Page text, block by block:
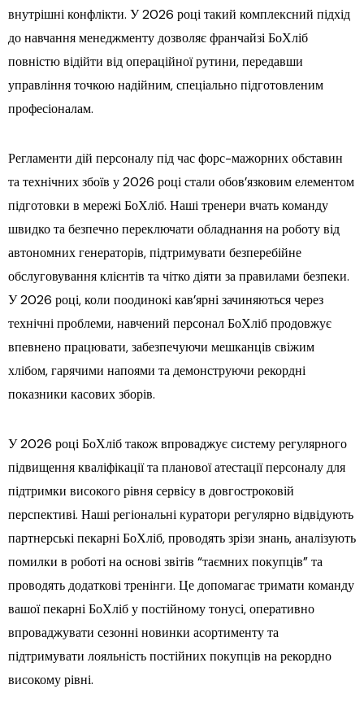
внутрішні конфлікти. У 2026 році такий комплексний підхід
до навчання менеджменту дозволяє франчайзі БоХліб
повністю відійти від операційної рутини, передавши
управління точкою надійним, спеціально підготовленим
професіоналам.
Регламенти дій персоналу під час форс-мажорних обставин
та технічних збоїв у 2026 році стали обов’язковим елементом
підготовки в мережі БоХліб. Наші тренери вчать команду
швидко та безпечно переключати обладнання на роботу від
автономних генераторів, підтримувати безперебійне
обслуговування клієнтів та чітко діяти за правилами безпеки.
У 2026 році, коли поодинокі кав’ярні зачиняються через
технічні проблеми, навчений персонал БоХліб продовжує
впевнено працювати, забезпечуючи мешканців свіжим
хлібом, гарячими напоями та демонструючи рекордні
показники касових зборів.
У 2026 році БоХліб також впроваджує систему регулярного
підвищення кваліфікації та планової атестації персоналу для
підтримки високого рівня сервісу в довгостроковій
перспективі. Наші регіональні куратори регулярно відвідують
партнерські пекарні БоХліб, проводять зрізи знань, аналізують
помилки в роботі на основі звітів “таємних покупців” та
проводять додаткові тренінги. Це допомагає тримати команду
вашої пекарні БоХліб у постійному тонусі, оперативно
впроваджувати сезонні новинки асортименту та
підтримувати лояльність постійних покупців на рекордно
високому рівні.